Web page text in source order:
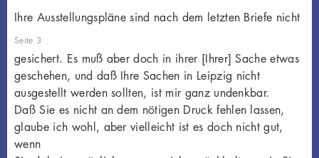
Ihre Ausstellungspläne sind nach dem letzten Briefe nicht
Seite 3
gesichert. Es muß aber doch in ihrer [Ihrer] Sache etwas
geschehen, und daß Ihre Sachen in Leipzig nicht
ausgestellt werden sollten, ist mir ganz undenkbar.
Daß Sie es nicht an dem nötigen Druck fehlen lassen,
glaube ich wohl, aber vielleicht ist es doch nicht gut,
wenn